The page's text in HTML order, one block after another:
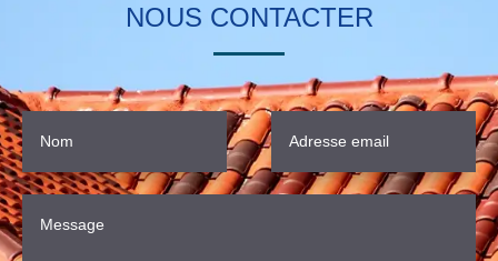
NOUS CONTACTER